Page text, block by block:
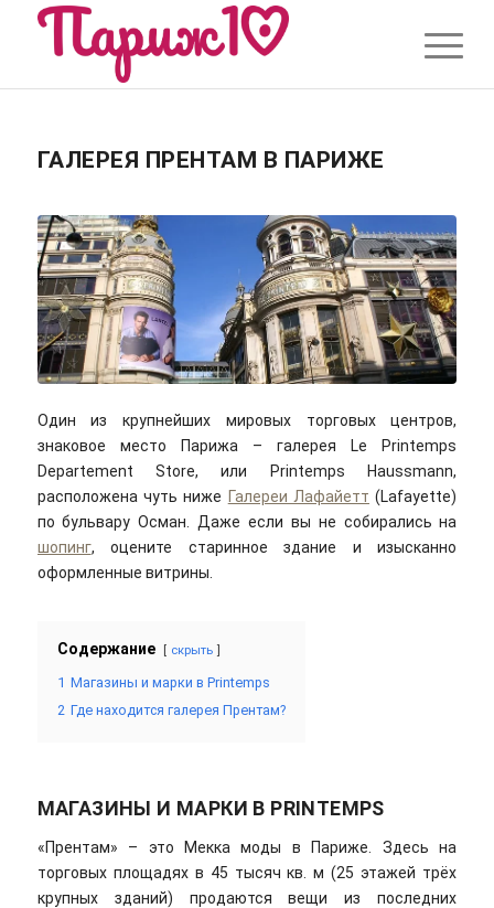
ГАЛЕРЕЯ ПРЕНТАМ В ПАРИЖЕ
Один из крупнейших мировых торговых центров,
знаковое место Парижа – галерея Le Printemps
Departement Store, или Printemps Haussmann,
расположена чуть ниже Галереи Лафайетт (Lafayette)
по бульвару Осман. Даже если вы не собирались на
шопинг, оцените старинное здание и изысканно
оформленные витрины.
Содержание скрыть
1 Магазины и марки в Printemps
2 Где находится галерея Прентам?
МАГАЗИНЫ И МАРКИ В PRINTEMPS
«Прентам» – это Мекка моды в Париже. Здесь на
торговых площадях в 45 тысяч кв. м (25 этажей трёх
крупных зданий) продаются вещи из последних